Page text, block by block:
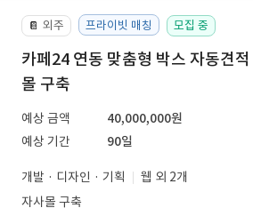
📔 외주 프라이빗 매칭 모집 중
카페24 연동 맞춤형 박스 자동견
몰 구축
예상 금액
40,000,000원
예상 기간
90일
개발 · 디자인 · 기획
웹 외 2개
자사몰 구축